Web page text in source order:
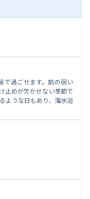
で過ごせます。肌の弱い
止めが欠かせない季節で
ような日もあり、海水浴